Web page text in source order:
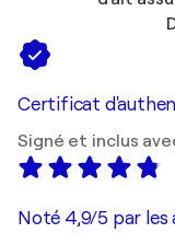
Certificat
Signé et inclus
Noté 4,9/5 par les